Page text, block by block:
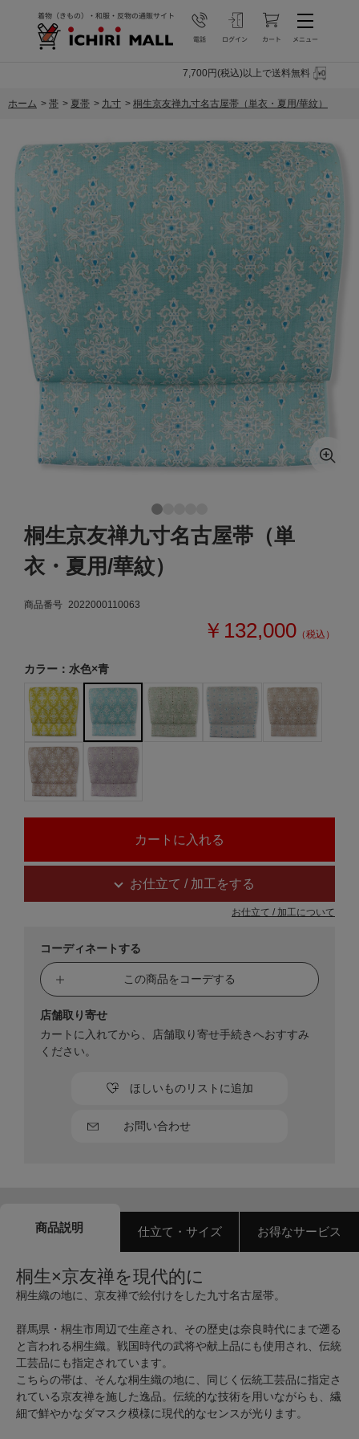
7,700円(税込)以上で送料無料
ホーム > 帯 > 夏帯 > 九寸 > 桐生京友禅九寸名古屋帯（単衣・夏用/華紋）
桐生京友禅九寸名古屋帯（単
衣・夏用/華紋）
商品番号 2022000110063
￥132,000 （税込）
カラー：水色×青
お仕立て / 加工をする
お仕立て / 加工について
コーディネートする
この商品をコーデする
お問い合わせ
ほしいものリストに追加
店舗取り寄せ
カートに入れてから、店舗取り寄せ手続きへおすすみ
ください。
商品説明 仕立て・サイズ お得なサービス
桐生×京友禅を現代的に
桐生織の地に、京友禅で絵付けをした九寸名古屋帯。
群馬県・桐生市周辺で生産され、その歴史は奈良時代にまで遡る
と言われる桐生織。戦国時代の武将や献上品にも使用され、伝統
工芸品にも指定されています。
こちらの帯は、そんな桐生織の地に、同じく伝統工芸品に指定さ
れている京友禅を施した逸品。伝統的な技術を用いながらも、繊
細で鮮やかなダマスク模様に現代的なセンスが光ります。